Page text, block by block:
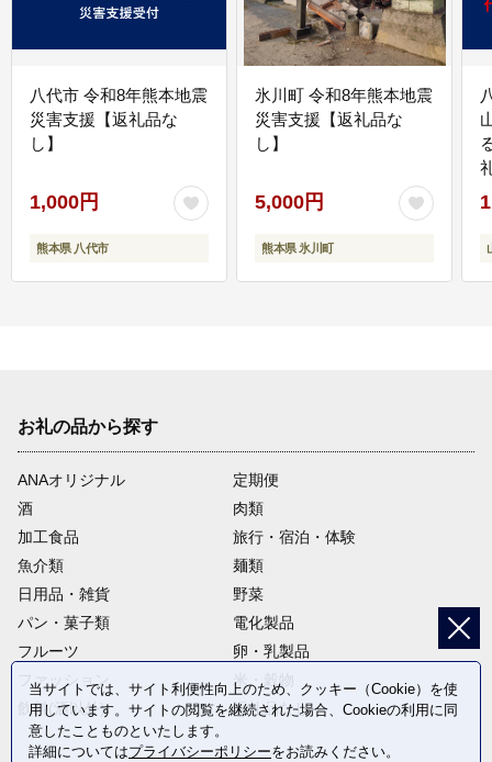
八代市 令和8年熊本地震
災害支援【返礼品な
し】
1,000円
熊本県 八代市
氷川町 令和8年熊本地震
災害支援【返礼品な
し】
5,000円
熊本県 氷川町
お礼の品から探す
ANAオリジナル
定期便
酒
肉類
加工食品
旅行・宿泊・体験
魚介類
麺類
日用品・雑貨
野菜
パン・菓子類
電化製品
フルーツ
卵・乳製品
ファッション
米・穀物
飲料(酒以外)
返礼品なし
当サイトでは、サイト利便性向上のため、クッキー（Cookie）を使
用しています。サイトの閲覧を継続された場合、Cookieの利用に同
意したことものといたします。
詳細についてはプライバシーポリシーをお読みください。